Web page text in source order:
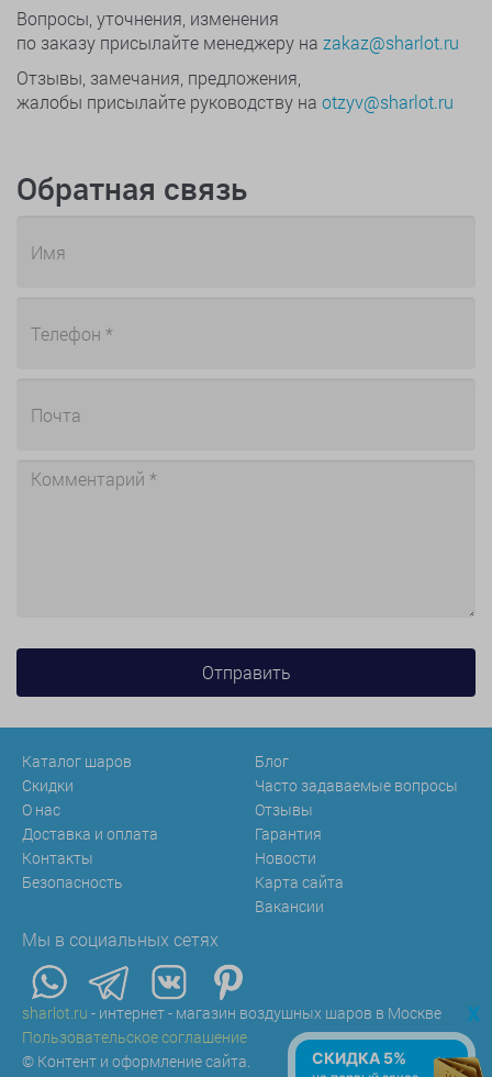
Вопросы, уточнения, изменения
по заказу присылайте менеджеру на zakaz@sharlot.ru
Отзывы, замечания, предложения,
жалобы присылайте руководству на otzyv@sharlot.ru
Обратная связь
Каталог шаров
Скидки
О нас
Доставка и оплата
Контакты
Безопасность
Блог
Часто задаваемые вопросы
Отзывы
Гарантия
Новости
Карта сайта
Вакансии
Мы в социальных сетях
sharlot.ru - интернет - магазин воздушных шаров в Москве
Пользовательское соглашение
© Контент и оформление сайта.
x
СКИДКА 5%